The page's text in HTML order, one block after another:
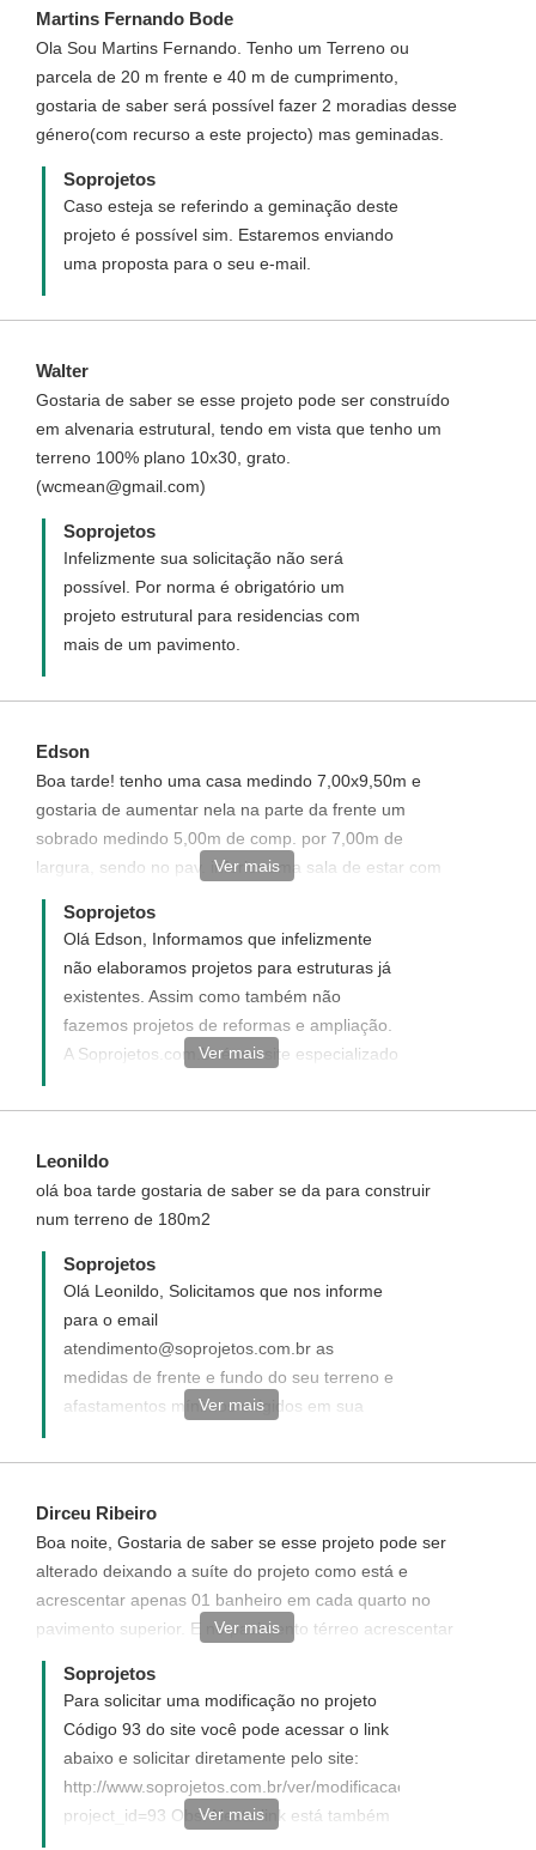
lado:
http://www.soprojetos.com.br/personalizado
Caso ainda tenha alguma dúvida de como
funciona entre em contato(telefone)
conosco que ficaremos felizes em tirar
todas as suas dúvidas.
Martins Fernando Bode
Ola Sou Martins Fernando. Tenho um Terreno ou
parcela de 20 m frente e 40 m de cumprimento,
gostaria de saber será possível fazer 2 moradias desse
género(com recurso a este projecto) mas geminadas.
Soprojetos
Caso esteja se referindo a geminação deste
projeto é possível sim. Estaremos enviando
uma proposta para o seu e-mail.
Walter
Gostaria de saber se esse projeto pode ser construído
em alvenaria estrutural, tendo em vista que tenho um
terreno 100% plano 10x30, grato.
(wcmean@gmail.com)
Soprojetos
Infelizmente sua solicitação não será
possível. Por norma é obrigatório um
projeto estrutural para residencias com
mais de um pavimento.
Edson
Boa tarde! tenho uma casa medindo 7,00x9,50m e
gostaria de aumentar nela na parte da frente um
sobrado medindo 5,00m de comp. por 7,00m de
largura, sendo no pav. inferior uma sala de estar com
lavabo e no pav. superior uma suite c/ closet. Planta
simples com essa mesma fachada. Qual a
possibilidade e preço? Att. Edson
Ver mais
Soprojetos
Olá Edson, Informamos que infelizmente
não elaboramos projetos para estruturas já
existentes. Assim como também não
fazemos projetos de reformas e ampliação.
A Soprojetos.com.br é um site especializado
terreno. Fazendo também projetos
adquiridos conosco. Caso ainda tenha
alguma dúvida de como funciona entre em
contato(telefone) conosco que ficaremos
felizes em tirar todas as suas dúvidas.
Nossos telefones são: (93) 3522-3481/(93)
3523 2115 / (11) 3042-8222.
Ver mais
Leonildo
olá boa tarde gostaria de saber se da para construir
num terreno de 180m2
Soprojetos
Olá Leonildo, Solicitamos que nos informe
para o email
atendimento@soprojetos.com.br as
medidas de frente e fundo do seu terreno e
afastamentos mínimos exigidos em sua
solicitação.
Ver mais
Dirceu Ribeiro
Boa noite, Gostaria de saber se esse projeto pode ser
alterado deixando a suíte do projeto como está e
acrescentar apenas 01 banheiro em cada quarto no
pavimento superior. E no pavimento térreo acrescentar
uma garagem e uma churrasqueira e uma piscina
mesmo que pequena. 1)Obs: Meu terreno mede 12 de
frente x 28 de fundo. 2)Obs. Favor informar o preço de
custo da obra pronta com essas alterações. No
Ver mais
Soprojetos
Para solicitar uma modificação no projeto
Código 93 do site você pode acessar o link
abaixo e solicitar diretamente pelo site:
http://www.soprojetos.com.br/ver/modificacao?
project_id=93 Obs: Neste link está também
Ver mais